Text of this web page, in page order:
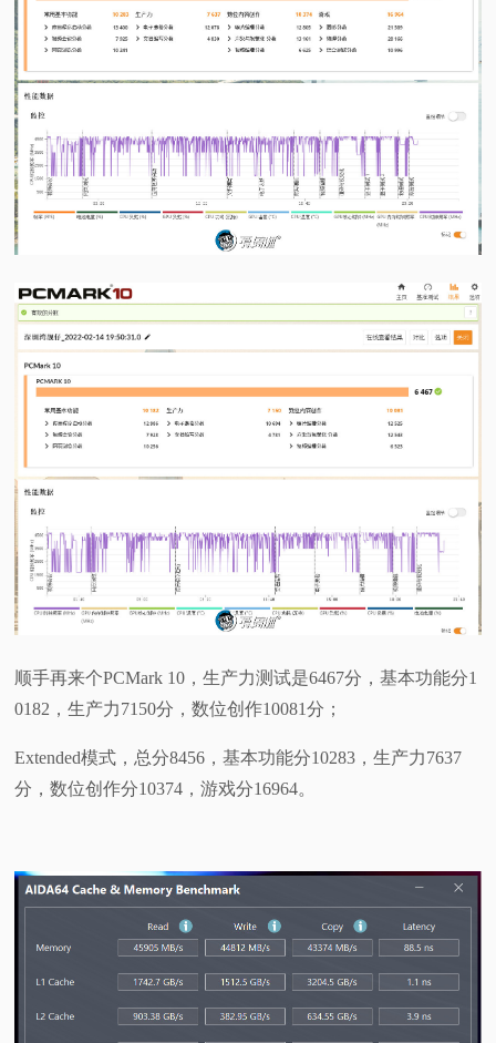
顺手再来个PCMark 10，生产力测试是6467分，基本功能分1
0182，生产力7150分，数位创作10081分；
Extended模式，总分8456，基本功能分10283，生产力7637
分，数位创作分10374，游戏分16964。